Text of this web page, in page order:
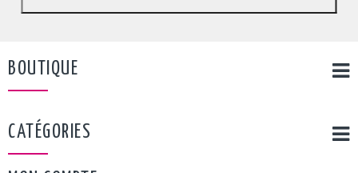
BOUTIQUE
CATÉGORIES